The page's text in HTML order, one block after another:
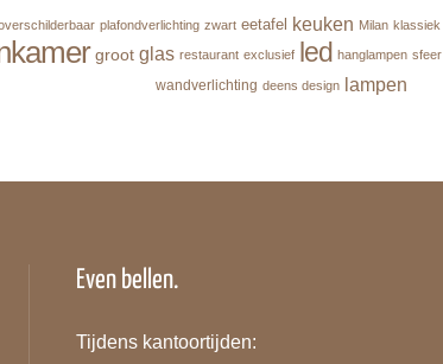
plafondverlichting zwart eetafel keuken Milan klassiek
groot glas restaurant exclusief led hanglampen sfeer
wandverlichting deens design lampen
Even bellen.
Tijdens kantoortijden: